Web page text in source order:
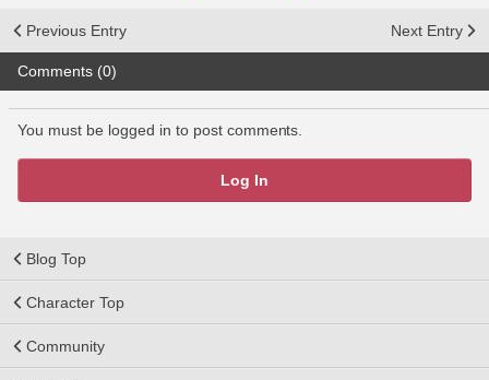
Previous Entry Next Entry
Comments (0)
You must be logged in to post comments.
Log In
Blog Top
Character Top
Community